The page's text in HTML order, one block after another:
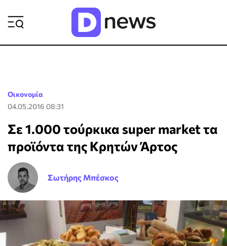
Οικονομία
04.05.2016 08:31
Σε 1.000 τούρκικα super market τα
προϊόντα της Κρητών Άρτος
Σωτήρης Μπέσκος